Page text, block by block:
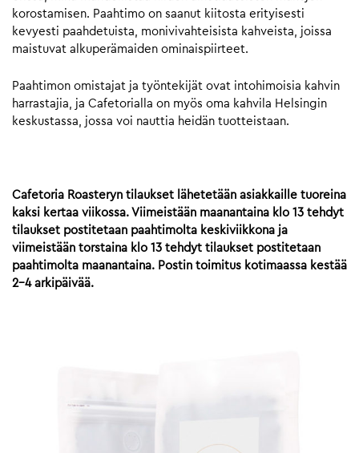
korostamisen. Paahtimo on saanut kiitosta erityisesti
kevyesti paahdetuista, monivivahteisista kahveista, joissa
maistuvat alkuperämaiden ominaispiirteet.
Paahtimon omistajat ja työntekijät ovat intohimoisia kahvin
harrastajia, ja Cafetorialla on myös oma kahvila Helsingin
keskustassa, jossa voi nauttia heidän tuotteistaan.
Cafetoria Roasteryn tilaukset lähetetään asiakkaille tuoreina
kaksi kertaa viikossa. Viimeistään maanantaina klo 13 tehdyt
tilaukset postitetaan paahtimolta keskiviikkona ja
viimeistään torstaina klo 13 tehdyt tilaukset postitetaan
paahtimolta maanantaina. Postin toimitus kotimaassa kestää
2-4 arkipäivää.